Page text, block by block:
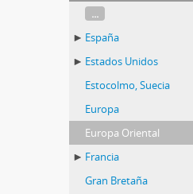
...
España
Estados Unidos
Estocolmo, Suecia
Europa
Europa Oriental
Francia
Gran Bretaña